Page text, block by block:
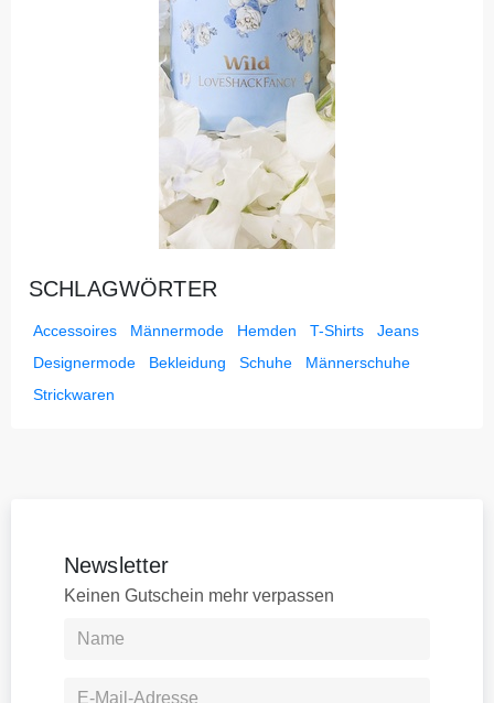
SCHLAGWÖRTER
Accessoires Männermode Hemden T-Shirts
Jeans
Designermode
Bekleidung Schuhe
Männerschuhe
Strickwaren
Newsletter
Keinen Gutschein mehr verpassen